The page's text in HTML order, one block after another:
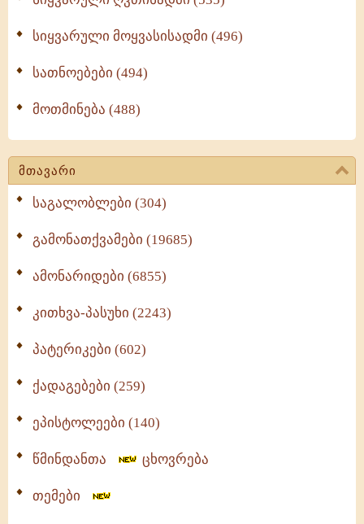
სიყვარული მოყვასისადმი (496)
სათნოებები (494)
მოთმინება (488)
მთავარი
საგალობლები (304)
გამონათქვამები (19685)
ამონარიდები (6855)
კითხვა-პასუხი (2243)
პატერიკები (602)
ქადაგებები (259)
ეპისტოლეები (140)
წმინდანთა ცხოვრება
თემები